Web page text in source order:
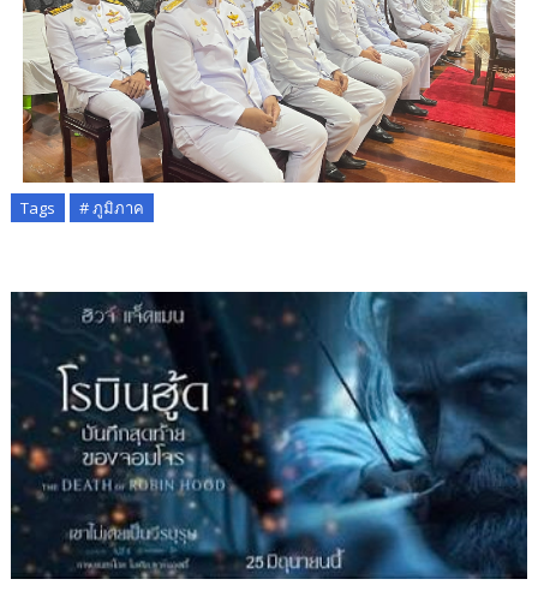
Tags # ภูมิภาค